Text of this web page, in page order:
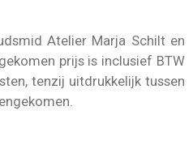
Atelier Marja Schilt en
prijs is inclusief BTW
tenzij uitdrukkelijk tussen